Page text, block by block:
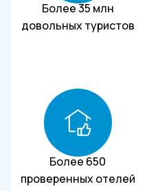
Более 35 млн
довольных туристов
Более 650
проверенных отелей